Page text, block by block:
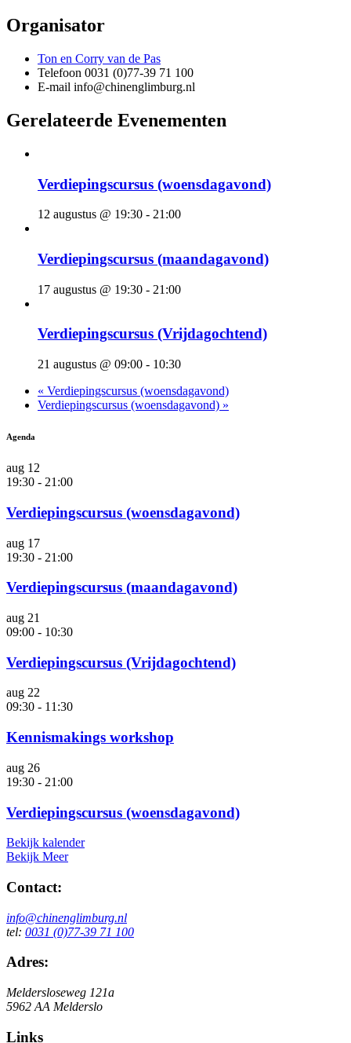
Organisator
Ton en Corry van de Pas
Telefoon 0031 (0)77-39 71 100
E-mail info@chinenglimburg.nl
Gerelateerde Evenementen
Verdiepingscursus (woensdagavond)
12 augustus @ 19:30 - 21:00
Verdiepingscursus (maandagavond)
17 augustus @ 19:30 - 21:00
Verdiepingscursus (Vrijdagochtend)
21 augustus @ 09:00 - 10:30
« Verdiepingscursus (woensdagavond)
Verdiepingscursus (woensdagavond) »
Agenda
aug 12
19:30 - 21:00
Verdiepingscursus (woensdagavond)
aug 17
19:30 - 21:00
Verdiepingscursus (maandagavond)
aug 21
09:00 - 10:30
Verdiepingscursus (Vrijdagochtend)
aug 22
09:30 - 11:30
Kennismakings workshop
aug 26
19:30 - 21:00
Verdiepingscursus (woensdagavond)
Bekijk kalender
Bekijk Meer
Contact:
info@chinenglimburg.nl
tel: 0031 (0)77-39 71 100
Adres:
Meldersloseweg 121a
5962 AA Melderslo
Links